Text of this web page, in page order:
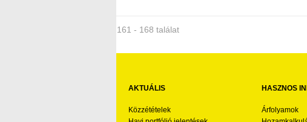
161 - 168 találat
AKTUÁLIS
Közzétételek
HASZNOS
Árfolyamok